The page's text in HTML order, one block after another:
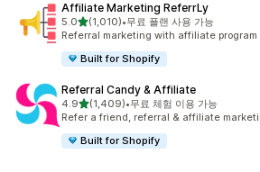
Affiliate Marketing ReferrLy
5.0별 5개 중
(1,010)
총 리뷰 1010개
•무료 플랜 사용 가능
Referral marketing with affiliate program
Built for Shopify
Referral Candy & Affiliate
4.9별 5개 중
(1,409)
총 리뷰 1409개
•무료 체험 이용 가능
Refer a friend, referral & affiliate
Built for Shopify